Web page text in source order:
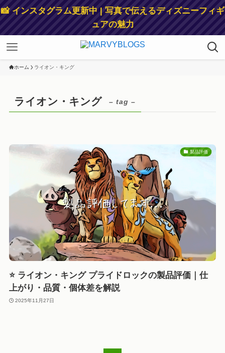
📸 インスタグラム更新中 | 写真で伝えるディズニーフィギ
ュアの魅力
ホーム ライオン・キング
ライオン・キング – tag –
製品評価
⭐ ライオン・キング プライドロックの製品評価｜仕
上がり・品質・個体差を解説
2025年11月27日